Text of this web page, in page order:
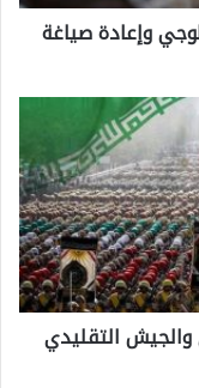
وإعادة صياغة
التقليدي